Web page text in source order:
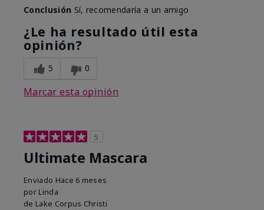
Conclusión Sí, recomendaría a un amigo
¿Le ha resultado útil esta
opinión?
5 0
Marcar esta opinión
5
Ultimate Mascara
Enviado Hace 6 meses
por Linda
de Lake Corpus Christi